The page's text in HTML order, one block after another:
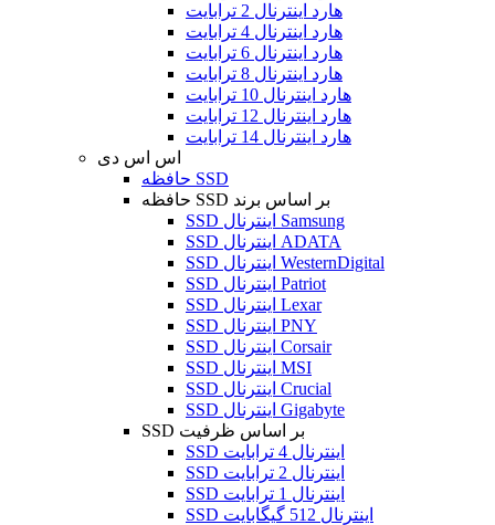
هارد اینترنال 2 ترابایت
هارد اینترنال 4 ترابایت
هارد اینترنال 6 ترابایت
هارد اینترنال 8 ترابایت
هارد اینترنال 10 ترابایت
هارد اینترنال 12 ترابایت
هارد اینترنال 14 ترابایت
اس اس دی
حافظه SSD
حافظه SSD بر اساس برند
SSD اینترنال Samsung
SSD اینترنال ADATA
SSD اینترنال WesternDigital
SSD اینترنال Patriot
SSD اینترنال Lexar
SSD اینترنال PNY
SSD اینترنال Corsair
SSD اینترنال MSI
SSD اینترنال Crucial
SSD اینترنال Gigabyte
SSD بر اساس ظرفیت
SSD اینترنال 4 ترابایت
SSD اینترنال 2 ترابایت
SSD اینترنال 1 ترابایت
SSD اینترنال 512 گیگابایت